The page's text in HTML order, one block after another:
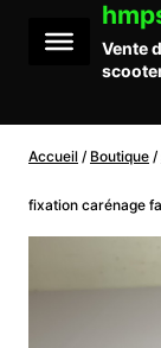
contenu
Vente
Accueil / Boutique /
fixation carénage